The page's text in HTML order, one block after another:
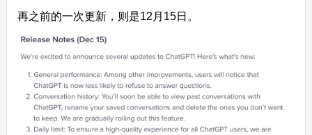
再之前的一次更新，则是12月15日。